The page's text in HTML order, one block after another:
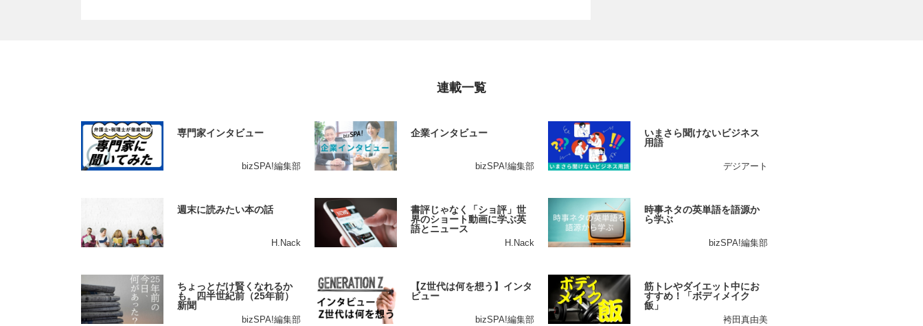
連載一覧
専門家インタビュー
bizSPA!編集部
企業インタビュー
bizSPA!編集部
いまさら聞けないビジネス
用語
デジアート
週末に読みたい本の話
H.Nack
書評じゃなく「ショ評」世
界のショート動画に学ぶ英
語とニュース
H.Nack
時事ネタの英単語を語源か
ら学ぶ
bizSPA!編集部
ちょっとだけ賢くなれるか
も。四半世紀前（25年前）
新聞
bizSPA!編集部
【Z世代は何を想う】インタ
ビュー
bizSPA!編集部
筋トレやダイエット中にお
すすめ！「ボディメイク
飯」
袴田真由美